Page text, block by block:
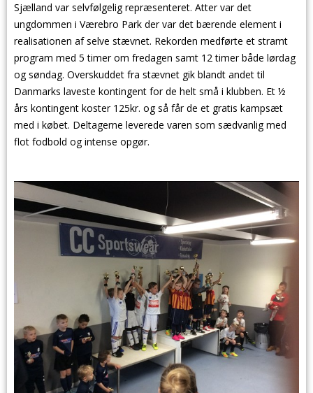
Sjælland var selvfølgelig repræsenteret. Atter var det
ungdommen i Værebro Park der var det bærende element i
realisationen af selve stævnet. Rekorden medførte et stramt
program med 5 timer om fredagen samt 12 timer både lørdag
og søndag. Overskuddet fra stævnet gik blandt andet til
Danmarks laveste kontingent for de helt små i klubben. Et ½
års kontingent koster 125kr. og så får de et gratis kampsæt
med i købet. Deltagerne leverede varen som sædvanlig med
flot fodbold og intense opgør.